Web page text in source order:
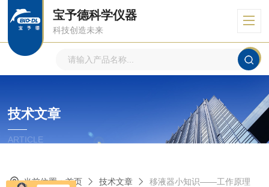
宝予德科学仪器
科技创造未来
技术文章
ARTICLE
当前位置：首页 技术文章 移液器小知识——工作原理